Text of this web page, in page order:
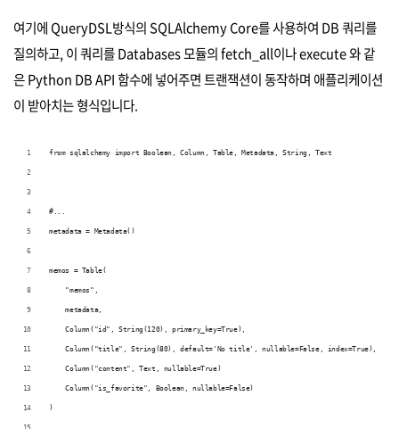
여기에 QueryDSL방식의 SQLAlchemy Core를 사용하여 DB 쿼리를
질의하고, 이 쿼리를 Databases 모듈의 fetch_all이나 execute 와 같
은 Python DB API 함수에 넣어주면 트랜잭션이 동작하며 애플리케이션
이 받아치는 형식입니다.
from sqlalchemy import Boolean, Column, Table, Metadata, String, Text
#...
metadata = Metadata()
memos = Table(
    "memos",
    metadata,
    Column("id", String(120), primary_key=True),
    Column("title", String(80), default='No title', nullable=False, index=True),
    Column("content", Text, nullable=True)
    Column("is_favorite", Boolean, nullable=False)
)